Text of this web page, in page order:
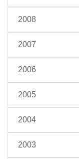
2008
2007
2006
2005
2004
2003